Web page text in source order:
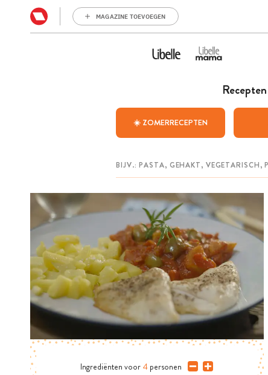
MAGAZINE TOEVOEGEN
Recepten
☀️ ZOMERRECEPTEN
Ingrediënten voor 4 personen